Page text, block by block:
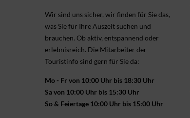
Wir sind uns sicher, wir finden für Sie das,
was Sie für Ihre Aus­zeit suchen und
brauchen. Ob aktiv, ent­spannend oder
erlebnis­reich. Die Mitarbeiter der
Touristinfo sind gern für Sie da:
Mo - Fr von 10:00 Uhr bis 18:30 Uhr
Sa von 10:00 Uhr bis 15:30 Uhr
So & Feiertage 10:00 Uhr bis 15:00 Uhr